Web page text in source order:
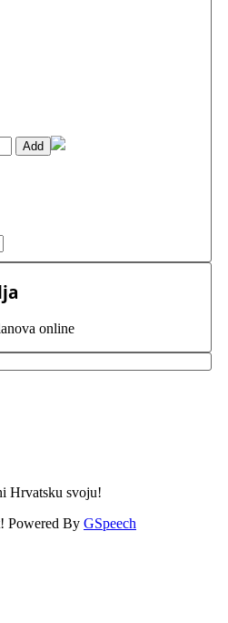
online
Hrvatsku svoju!
Powered By GSpeech